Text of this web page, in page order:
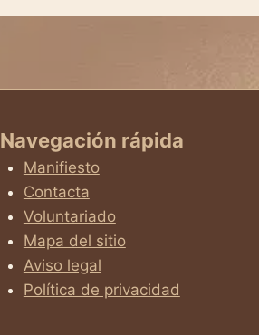
Navegación rápida
Manifiesto
Contacta
Voluntariado
Mapa del sitio
Aviso legal
Política de privacidad